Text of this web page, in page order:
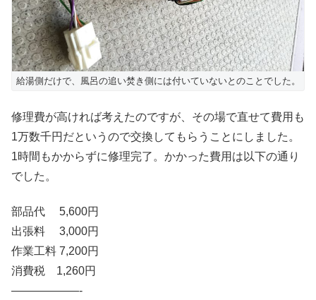
給湯側だけで、風呂の追い焚き側には付いていないとのことでした。
修理費が高ければ考えたのですが、その場で直せて費用も
1万数千円だというので交換してもらうことにしました。
1時間もかからずに修理完了。かかった費用は以下の通り
でした。
部品代 5,600円
出張料 3,000円
作業工料 7,200円
消費税 1,260円
——————-